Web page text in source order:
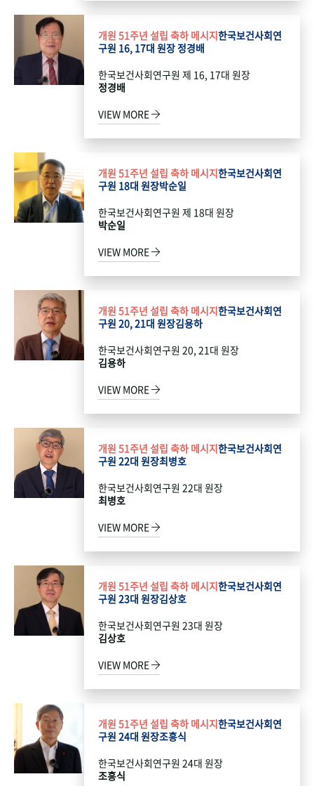
개원 51주년 설립 축하 메시지한국보건사회연
구원 16, 17대 원장 정경배
한국보건사회연구원 제 16, 17대 원장
정경배
VIEW MORE
개원 51주년 설립 축하 메시지한국보건사회연
구원 18대 원장박순일
한국보건사회연구원 제 18대 원장
박순일
VIEW MORE
개원 51주년 설립 축하 메시지한국보건사회연
구원 20, 21대 원장김용하
한국보건사회연구원 20, 21대 원장
김용하
VIEW MORE
개원 51주년 설립 축하 메시지한국보건사회연
구원 22대 원장최병호
한국보건사회연구원 22대 원장
최병호
VIEW MORE
개원 51주년 설립 축하 메시지한국보건사회연
구원 23대 원장김상호
한국보건사회연구원 23대 원장
김상호
VIEW MORE
개원 51주년 설립 축하 메시지한국보건사회연
구원 24대 원장조흥식
한국보건사회연구원 24대 원장
조흥식